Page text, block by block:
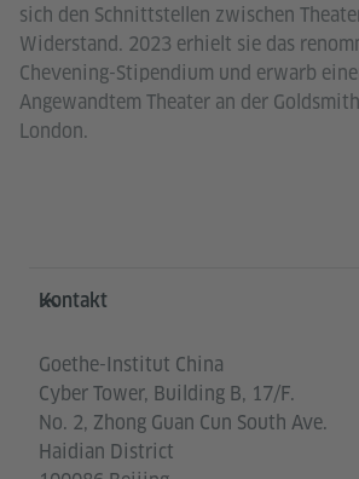
sich den Schnittstellen zwischen
Widerstand. 2023 erhielt sie das
Chevening-Stipendium und erwarb
Angewandtem Theater an der
London.
Service- und
Kontakt
Goethe-Institut China
Cyber Tower, Building B, 17/F.
No. 2, Zhong Guan Cun South Ave.
Haidian District